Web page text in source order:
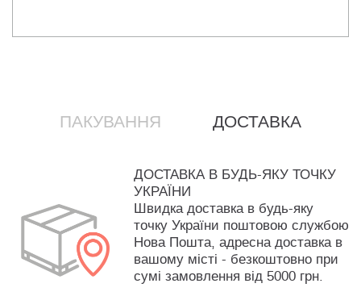
ПАКУВАННЯ ДОСТАВКА
ДОСТАВКА В БУДЬ-ЯКУ ТОЧКУ
УКРАЇНИ
Швидка доставка в будь-яку
точку України поштовою службою
Нова Пошта, адресна доставка в
вашому місті - безкоштовно при
сумі замовлення від 5000 грн.